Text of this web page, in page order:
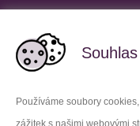
Používáme soubory
zážitek s našimi webovými